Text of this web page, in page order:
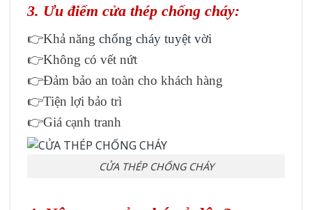
3. Ưu điểm cửa thép chống cháy:
👉Khả năng chống cháy tuyệt vời
👉Không có vết nứt
👉Đảm bảo an toàn cho khách hàng
👉Tiện lợi bảo trì
👉Giá cạnh tranh
CỬA THÉP CHỐNG CHÁY